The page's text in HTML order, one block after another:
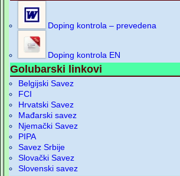
Doping kontrola – prevedena
Doping kontrola EN
Golubarski linkovi
Belgijski Savez
FCI
Hrvatski Savez
Mađarski savez
Njemački Savez
PIPA
Savez Srbije
Slovački Savez
Slovenski savez